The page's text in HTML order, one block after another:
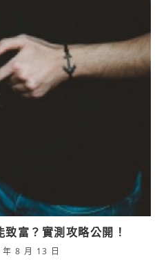
富？實測攻略公開！
8 月 13 日